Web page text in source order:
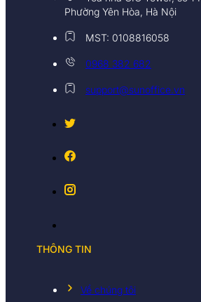
Phường Yên Hòa, Hà Nội
MST: 0108816058
0968 382 682
support@sunoffice.vn
THÔNG TIN
Về chúng tôi